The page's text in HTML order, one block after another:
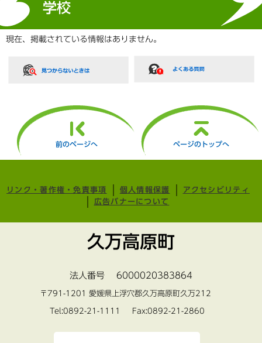
学校
現在、掲載されている情報はありません。
前のページへ ページのトップへ
リンク・著作権・免責事項 個人情報保護
アクセシビリティ
広告バナーについて
久万高原町
法人番号 6000020383864
〒791-1201 愛媛県上浮穴郡久万高原町久万212
Tel:0892-21-1111 Fax:0892-21-2860